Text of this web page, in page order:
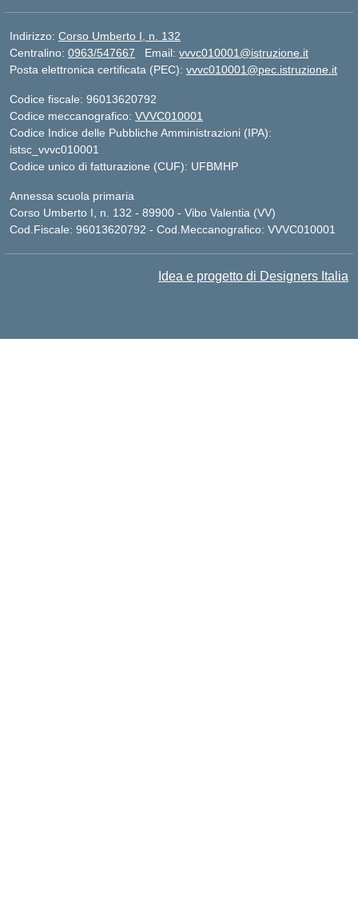
Indirizzo: Corso Umberto I, n. 132
Centralino: 0963/547667 Email: vvvc010001@istruzione.it
Posta elettronica certificata (PEC): vvvc010001@pec.istruzione.it
Codice fiscale: 96013620792
Codice meccanografico: VVVC010001
Codice Indice delle Pubbliche Amministrazioni (IPA):
istsc_vvvc010001
Codice unico di fatturazione (CUF): UFBMHP
Annessa scuola primaria
Corso Umberto I, n. 132 - 89900 - Vibo Valentia (VV)
Cod.Fiscale: 96013620792 - Cod.Meccanografico: VVVC010001
Idea e progetto di Designers Italia